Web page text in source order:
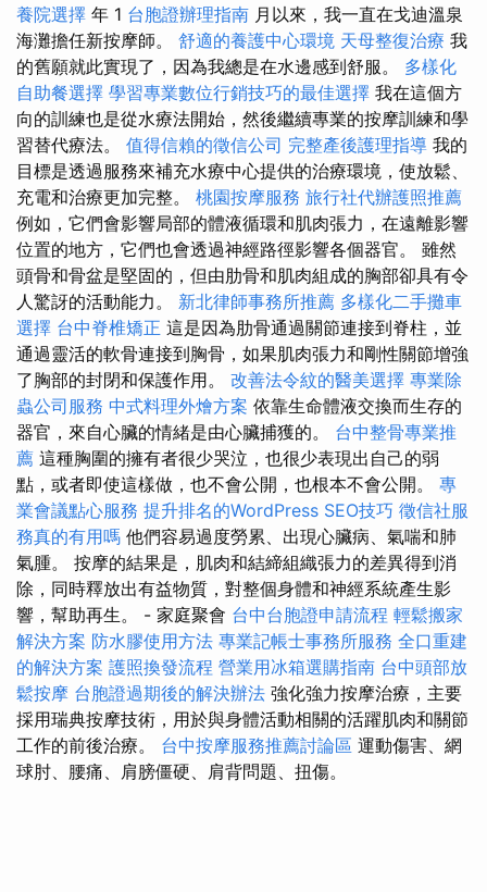
養院選擇 年 1 台胞證辦理指南 月以來，我一直在戈迪溫泉
海灘擔任新按摩師。 舒適的養護中心環境 天母整復治療 我
的舊願就此實現了，因為我總是在水邊感到舒服。 多樣化
自助餐選擇 學習專業數位行銷技巧的最佳選擇 我在這個方
向的訓練也是從水療法開始，然後繼續專業的按摩訓練和學
習替代療法。 值得信賴的徵信公司 完整產後護理指導 我的
目標是透過服務來補充水療中心提供的治療環境，使放鬆、
充電和治療更加完整。 桃園按摩服務 旅行社代辦護照推薦
例如，它們會影響局部的體液循環和肌肉張力，在遠離影響
位置的地方，它們也會透過神經路徑影響各個器官。 雖然
頭骨和骨盆是堅固的，但由肋骨和肌肉組成的胸部卻具有令
人驚訝的活動能力。 新北律師事務所推薦 多樣化二手攤車
選擇 台中脊椎矯正 這是因為肋骨通過關節連接到脊柱​​，並
通過靈活的軟骨連接到胸骨，如果肌肉張力和剛性關節增強
了胸部的封閉和保護作用。 改善法令紋的醫美選擇 專業除
蟲公司服務 中式料理外燴方案 依靠生命體液交換而生存的
器官，來自心臟的情緒是由心臟捕獲的。 台中整骨專業推
薦 這種胸圍的擁有者很少哭泣，也很少表現出自己的弱
點，或者即使這樣做，也不會公開，也根本不會公開。 專
業會議點心服務 提升排名的WordPress SEO技巧 徵信社服
務真的有用嗎 他們容易過度勞累、出現心臟病、氣喘和肺
氣腫。 按摩的結果是，肌肉和結締組織張力的差異得到消
除，同時釋放出有益物質，對整個身體和神經系統產生影
響，幫助再生。 - 家庭聚會 台中台胞證申請流程 輕鬆搬家
解決方案 防水膠使用方法 專業記帳士事務所服務 全口重建
的解決方案 護照換發流程 營業用冰箱選購指南 台中頭部放
鬆按摩 台胞證過期後的解決辦法 強化強力按摩治療，主要
採用瑞典按摩技術，用於與身體活動相關的活躍肌肉和關節
工作的前後治療。 台中按摩服務推薦討論區 運動傷害、網
球肘、腰痛、肩膀僵硬、肩背問題、扭傷。